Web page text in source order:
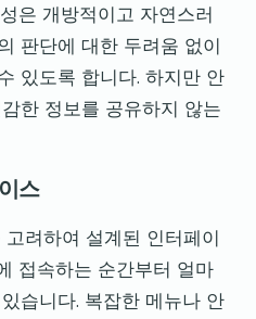
은 개방적이고 자연스러
판단에 대한 두려움 없이
있도록 합니다. 하지만 안
한 정보를 공유하지 않는
스
려하여 설계된 인터페이
접속하는 순간부터 얼마
습니다. 복잡한 메뉴나 안